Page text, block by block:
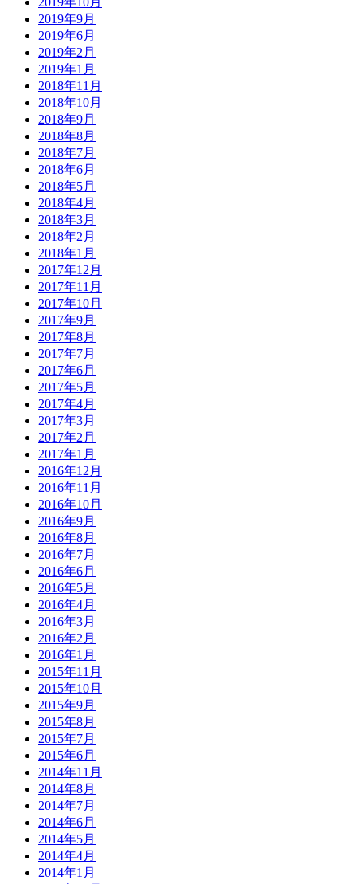
2019年9月
2019年6月
2019年2月
2019年1月
2018年11月
2018年10月
2018年9月
2018年8月
2018年7月
2018年6月
2018年5月
2018年4月
2018年3月
2018年2月
2018年1月
2017年12月
2017年11月
2017年10月
2017年9月
2017年8月
2017年7月
2017年6月
2017年5月
2017年4月
2017年3月
2017年2月
2017年1月
2016年12月
2016年11月
2016年10月
2016年9月
2016年8月
2016年7月
2016年6月
2016年5月
2016年4月
2016年3月
2016年2月
2016年1月
2015年11月
2015年10月
2015年9月
2015年8月
2015年7月
2015年6月
2014年11月
2014年8月
2014年7月
2014年6月
2014年5月
2014年4月
2014年1月